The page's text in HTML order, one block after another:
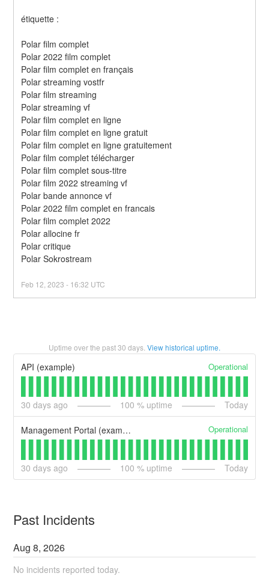
étiquette :
Polar film complet
Polar 2022 film complet
Polar film complet en français
Polar streaming vostfr
Polar film streaming
Polar streaming vf
Polar film complet en ligne
Polar film complet en ligne gratuit
Polar film complet en ligne gratuitement
Polar film complet télécharger
Polar film complet sous-titre
Polar film 2022 streaming vf
Polar bande annonce vf
Polar 2022 film complet en francais
Polar film complet 2022
Polar allocine fr
Polar critique
Polar Sokrostream
Feb 12 ,2023 - 16:32 UTC
Uptime over the past30 days. View historical uptime.
API (example) Operational
30 days ago 100 % uptime Today
Management Portal (example) Operational
30 days ago 100 % uptime Today
Past Incidents
Aug8,2026
No incidents reported today.